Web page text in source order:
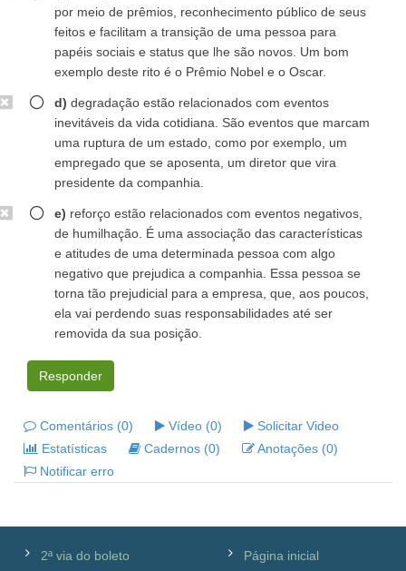
por meio de prêmios, reconhecimento público de seus
feitos e facilitam a transição de uma pessoa para
papéis sociais e status que lhe são novos. Um bom
exemplo deste rito é o Prêmio Nobel e o Oscar.
d) degradação estão relacionados com eventos
inevitáveis da vida cotidiana. São eventos que marcam
uma ruptura de um estado, como por exemplo, um
empregado que se aposenta, um diretor que vira
presidente da companhia.
e) reforço estão relacionados com eventos negativos,
de humilhação. É uma associação das características
e atitudes de uma determinada pessoa com algo
negativo que prejudica a companhia. Essa pessoa se
torna tão prejudicial para a empresa, que, aos poucos,
ela vai perdendo suas responsabilidades até ser
removida da sua posição.
Responder
Comentários (0) Vídeo (0)
Solicitar Video
Estatísticas
Cadernos (0)
Anotações (0)
Notificar erro
2ª via do boleto
Página inicial